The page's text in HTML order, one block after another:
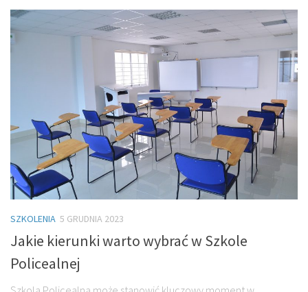
SZKOLENIA 5 GRUDNIA 2023
Jakie kierunki warto wybrać w Szkole
Policealnej